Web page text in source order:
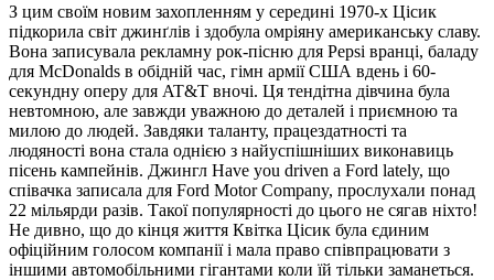
З цим своїм новим захопленням у середині 1970-х Цісик
підкорила світ джинґлів і здобула омріяну американську славу.
Вона записувала рекламну рок-пісню для Pepsi вранці, баладу
для McDonalds в обідній час, гімн армії США вдень і 60-
секундну оперу для AT&T вночі. Ця тендітна дівчина була
невтомною, але завжди уважною до деталей і приємною та
милою до людей. Завдяки таланту, працездатності та
людяності вона стала однією з найуспішніших виконавиць
пісень кампейнів. Джингл Have you driven a Ford lately, що
співачка записала для Ford Motor Company, прослухали понад
22 мільярди разів. Такої популярності до цього не сягав ніхто!
Не дивно, що до кінця життя Квітка Цісик була єдиним
офіційним голосом компанії і мала право співпрацювати з
іншими автомобільними гігантами коли їй тільки заманеться.